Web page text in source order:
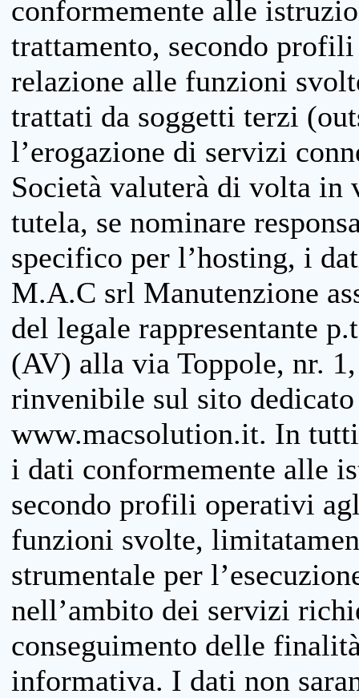
conformemente alle
trattamento, secondo
relazione alle funzioni
trattati da soggetti terzi
l’erogazione di servizi
Società valuterà di volta in
tutela, se nominare
specifico per l’hosting, i
M.A.C srl Manutenzione
del legale rappresentante
(AV) alla via Toppole, nr.
rinvenibile sul sito
www.macsolution.it. In
i dati conformemente alle
secondo profili operativi
funzioni svolte,
strumentale per
nell’ambito dei servizi
conseguimento delle
informativa. I dati non